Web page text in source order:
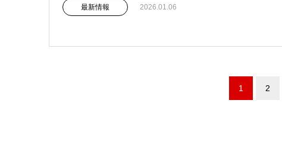
最新情報 2026.01.06
1 2